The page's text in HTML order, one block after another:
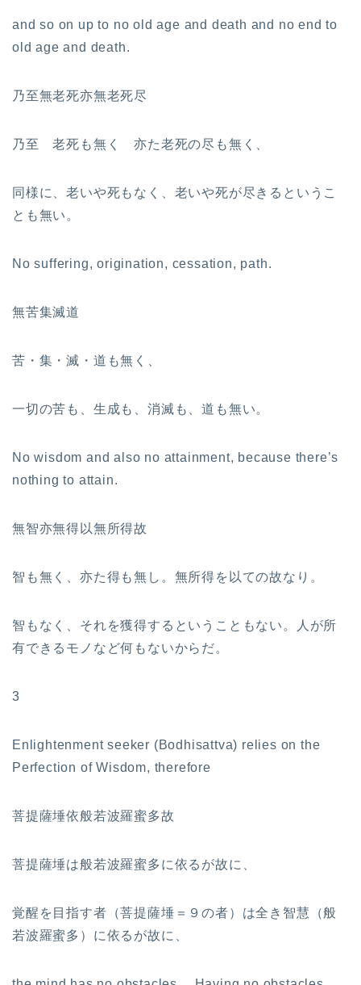
and so on up to no old age and death and no end to
old age and death.
乃至無老死亦無老死尽
乃至 老死も無く 亦た老死の尽も無く、
同様に、老いや死もなく、老いや死が尽きるというこ
とも無い。
No suffering, origination, cessation, path.
無苦集滅道
苦・集・滅・道も無く、
一切の苦も、生成も、消滅も、道も無い。
No wisdom and also no attainment, because there’s
nothing to attain.
無智亦無得以無所得故
智も無く、亦た得も無し。無所得を以ての故なり。
智もなく、それを獲得するということもない。人が所
有できるモノなど何もないからだ。
3
Enlightenment seeker (Bodhisattva) relies on the
Perfection of Wisdom, therefore
菩提薩埵依般若波羅蜜多故
菩提薩埵は般若波羅蜜多に依るが故に、
覚醒を目指す者（菩提薩埵＝９の者）は全き智慧（般
若波羅蜜多）に依るが故に、